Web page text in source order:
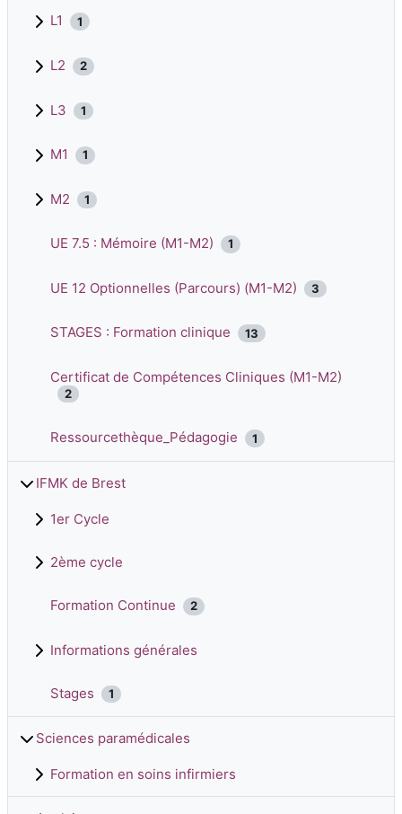
L1 1
L2 2
L3 1
M1 1
M2 1
UE 7.5 : Mémoire (M1-M2) 1
UE 12 Optionnelles (Parcours) (M1-M2) 3
STAGES : Formation clinique 13
Certificat de Compétences Cliniques (M1-M2)
2
Ressourcethèque_Pédagogie 1
IFMK de Brest
1er Cycle
2ème cycle
Formation Continue 2
Informations générales
Stages 1
Sciences paramédicales
Formation en soins infirmiers